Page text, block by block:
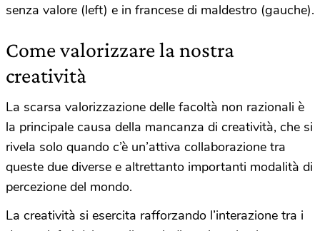
senza valore (left) e in francese di maldestro (gauche).
Come valorizzare la nostra
creatività
La scarsa valorizzazione delle facoltà non razionali è
la principale causa della mancanza di creatività, che si
rivela solo quando c’è un’attiva collaborazione tra
queste due diverse e altrettanto importanti modalità di
percezione del mondo.
La creatività si esercita rafforzando l’interazione tra i